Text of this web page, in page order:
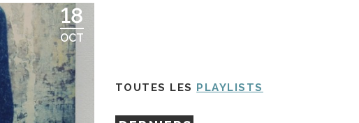
18
OCT
TOUTES LES PLAYLISTS